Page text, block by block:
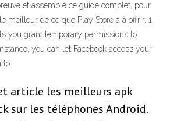
et assemblé ce guide complet, pour
meilleur de ce que Play Store a à offrir. 1
you grant temporary permissions to
you can let Facebook access your
to
article les meilleurs apk
sur les téléphones Android.